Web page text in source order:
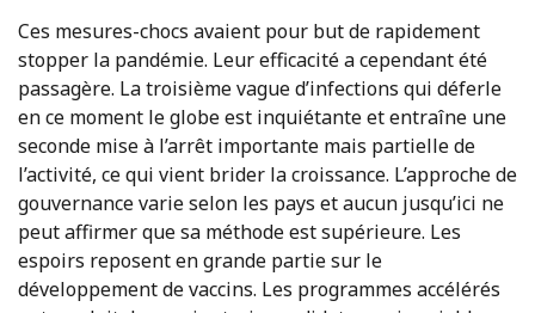
Ces mesures-chocs avaient pour but de rapidement
stopper la pandémie. Leur efficacité a cependant été
passagère. La troisième vague d’infections qui déferle
en ce moment le globe est inquiétante et entraîne une
seconde mise à l’arrêt importante mais partielle de
l’activité, ce qui vient brider la croissance. L’approche de
gouvernance varie selon les pays et aucun jusqu’ici ne
peut affirmer que sa méthode est supérieure. Les
espoirs reposent en grande partie sur le
développement de vaccins. Les programmes accélérés